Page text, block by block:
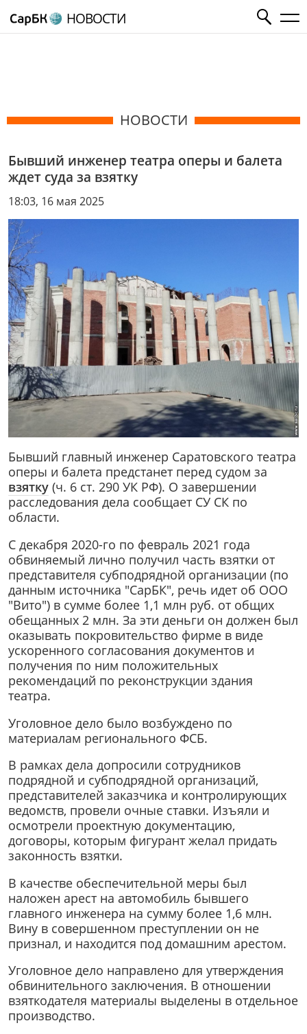
НОВОСТИ
НОВОСТИ
Бывший инженер театра оперы и балета
ждет суда за взятку
18:03, 16 мая 2025
Бывший главный инженер Саратовского театра
оперы и балета предстанет перед судом за
взятку (ч. 6 ст. 290 УК РФ). О завершении
расследования дела сообщает СУ СК по
области.
С декабря 2020-го по февраль 2021 года
обвиняемый лично получил часть взятки от
представителя субподрядной организации (по
данным источника "СарБК", речь идет об ООО
"Вито") в сумме более 1,1 млн руб. от общих
обещанных 2 млн. За эти деньги он должен был
оказывать покровительство фирме в виде
ускоренного согласования документов и
получения по ним положительных
рекомендаций по реконструкции здания
театра.
Уголовное дело было возбуждено по
материалам регионального ФСБ.
В рамках дела допросили сотрудников
подрядной и субподрядной организаций,
представителей заказчика и контролирующих
ведомств, провели очные ставки. Изъяли и
осмотрели проектную документацию,
договоры, которым фигурант желал придать
законность взятки.
В качестве обеспечительной меры был
наложен арест на автомобиль бывшего
главного инженера на сумму более 1,6 млн.
Вину в совершенном преступлении он не
признал, и находится под домашним арестом.
Уголовное дело направлено для утверждения
обвинительного заключения. В отношении
взяткодателя материалы выделены в отдельное
производство.